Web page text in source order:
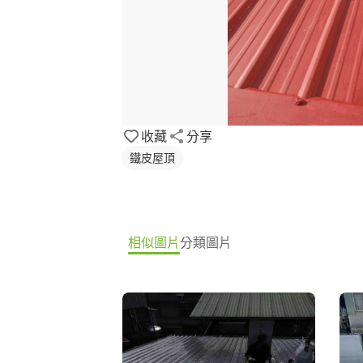
收藏 分享
鐵皮屋頂
相似圖片分類圖片